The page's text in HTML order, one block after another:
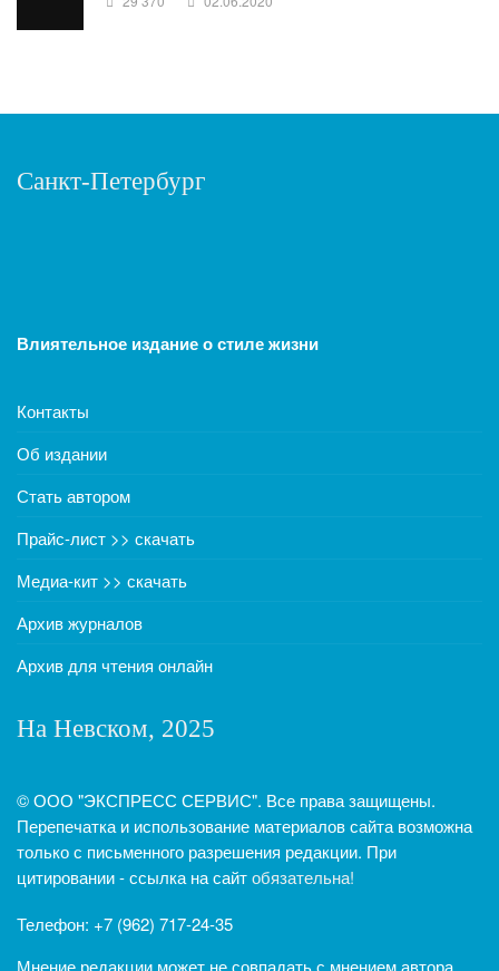
Санкт-Петербург
Влиятельное издание о стиле жизни
Контакты
Об издании
Стать автором
Прайс-лист >> скачать
Медиа-кит >> скачать
Архив журналов
Архив для чтения онлайн
На Невском, 2025
© ООО "ЭКСПРЕСС СЕРВИС". Все права защищены.
Перепечатка и использование материалов сайта возможна
только с письменного разрешения редакции. При
цитировании - ссылка на сайтобязательна!
Телефон: +7 (962) 717-24-35
Мнение редакции может не совпадать с мнением автора.